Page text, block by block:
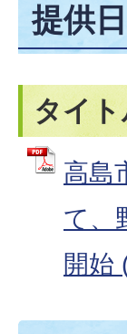
提供
タイ
高島
て、
開始